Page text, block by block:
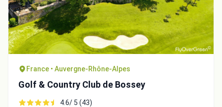
France • Auvergne-Rhône-Alpes
Golf & Country Club de Bossey
4.6/ 5 (43)